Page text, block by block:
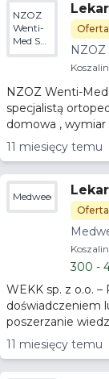
NZOZ
Wenti-
Med Sp.
z o.o.
NZOZ
Koszalin
NZOZ Wenti-Med
specjalistą
11 miesięcy temu
Medweed
Koszalin
300 -
WEKK sp. z o.o.
doświadczeniem
poszerzanie
11 miesięcy temu